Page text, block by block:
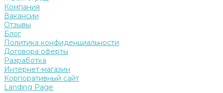
Компания
Вакансии
Отзывы
Блог
Политика конфиденциальности
Договора оферты
Разработка
Интернет-магазин
Корпоративный сайт
Landing Page